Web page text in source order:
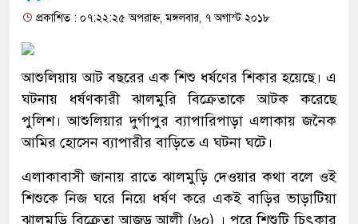
প্রকাশিত : ০৭:২২:২৫ অপরাহ্ন, মঙ্গলবার, ৭ অগাস্ট ২০১৮
আশুলিয়ায় আট বছরের এক শিশু ধর্ষণের শিকার হয়েছে। এ
ঘটনায় ধর্ষণকারী ঝালমুরি বিক্রেতাকে আটক করেছে
পুলিশ। আশুলিয়ার দুর্গাপুর ব্যাপারিপাড়া এলাকায় জনৈক
আমির হোসেন ব্যাপারীর বাড়িতে এ ঘটনা ঘটে।
এলাকাবাসী জানায় রাতে ঝালমুড়ি দেওয়ার কথা বলে ওই
শিশুকে নিজ ঘরে নিয়ে ধর্ষণ করে একই বাড়ির ভাড়াটিয়া
ঝালমুড়ি বিক্রেতা আজড় আলী (৬০) । পরে শিশুটি চিৎকার